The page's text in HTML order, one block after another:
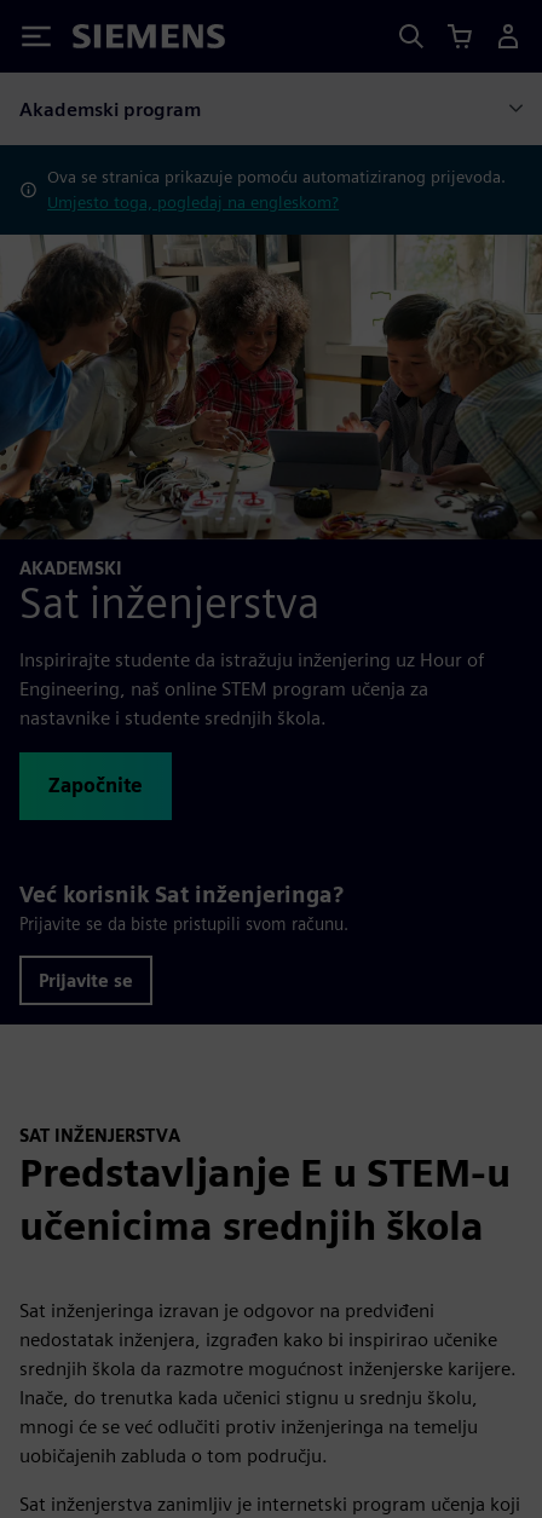
Siemens
Akademski program
Ova se stranica prikazuje pomoću automatiziranog prijevoda.
Umjesto toga, pogledaj na engleskom?
AKADEMSKI
Sat inženjerstva
Inspirirajte studente da istražuju inženjering uz Hour of
Engineering, naš online STEM program učenja za
nastavnike i studente srednjih škola.
Započnite
Već korisnik Sat inženjeringa?
Prijavite se da biste pristupili svom računu.
Prijavite se
SAT INŽENJERSTVA
Predstavljanje E u STEM-u
učenicima srednjih škola
Sat inženjeringa izravan je odgovor na predviđeni
nedostatak inženjera, izgrađen kako bi inspirirao učenike
srednjih škola da razmotre mogućnost inženjerske karijere.
Inače, do trenutka kada učenici stignu u srednju školu,
mnogi će se već odlučiti protiv inženjeringa na temelju
uobičajenih zabluda o tom području.
Sat inženjerstva zanimljiv je internetski program učenja koji